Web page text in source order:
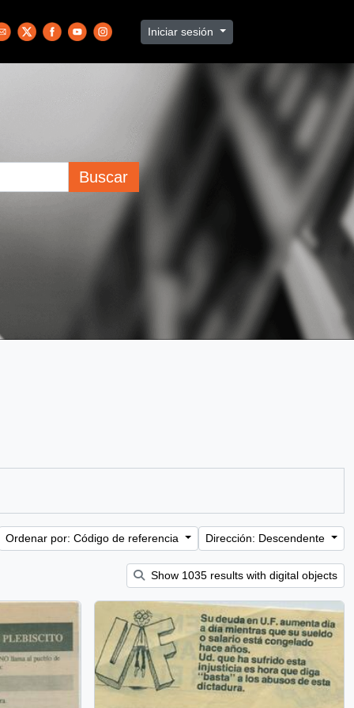
Iniciar sesión
Buscar
Ordenar por: Código de referencia Dirección: Descendente
Show 1035 results with digital objects